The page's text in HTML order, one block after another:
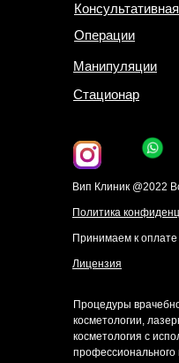
Процедуры
косметологии,
косметология с
профессионального
Вип Клиник @2022
Политика
Принимаем к оплате
Лицензия
Операции
Манипуляции
Стационар